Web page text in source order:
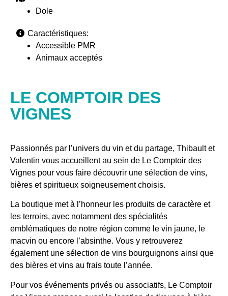
Dole
Caractéristiques:
Accessible PMR
Animaux acceptés
LE COMPTOIR DES
VIGNES
Passionnés par l’univers du vin et du partage, Thibaultet
Valentin vous accueillent au sein de Le Comptoir des
Vignes pour vous faire découvrir une sélection de vins,
bières et spiritueux soigneusement choisis.
La boutique met à l’honneur les produits de caractère et
les terroirs, avec notamment des spécialités
emblématiques de notre région comme le vin jaune, le
macvin ou encore l’absinthe. Vous y retrouverez
également une sélection de vins bourguignons ainsi que
des bières et vins au frais toute l’année.
Pour vos événements privés ou associatifs, Le Comptoir